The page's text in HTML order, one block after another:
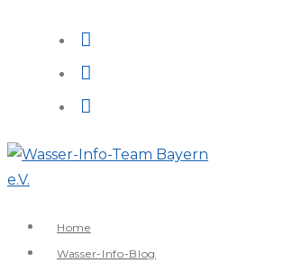
springen
Home
Wasser-Info-Blog